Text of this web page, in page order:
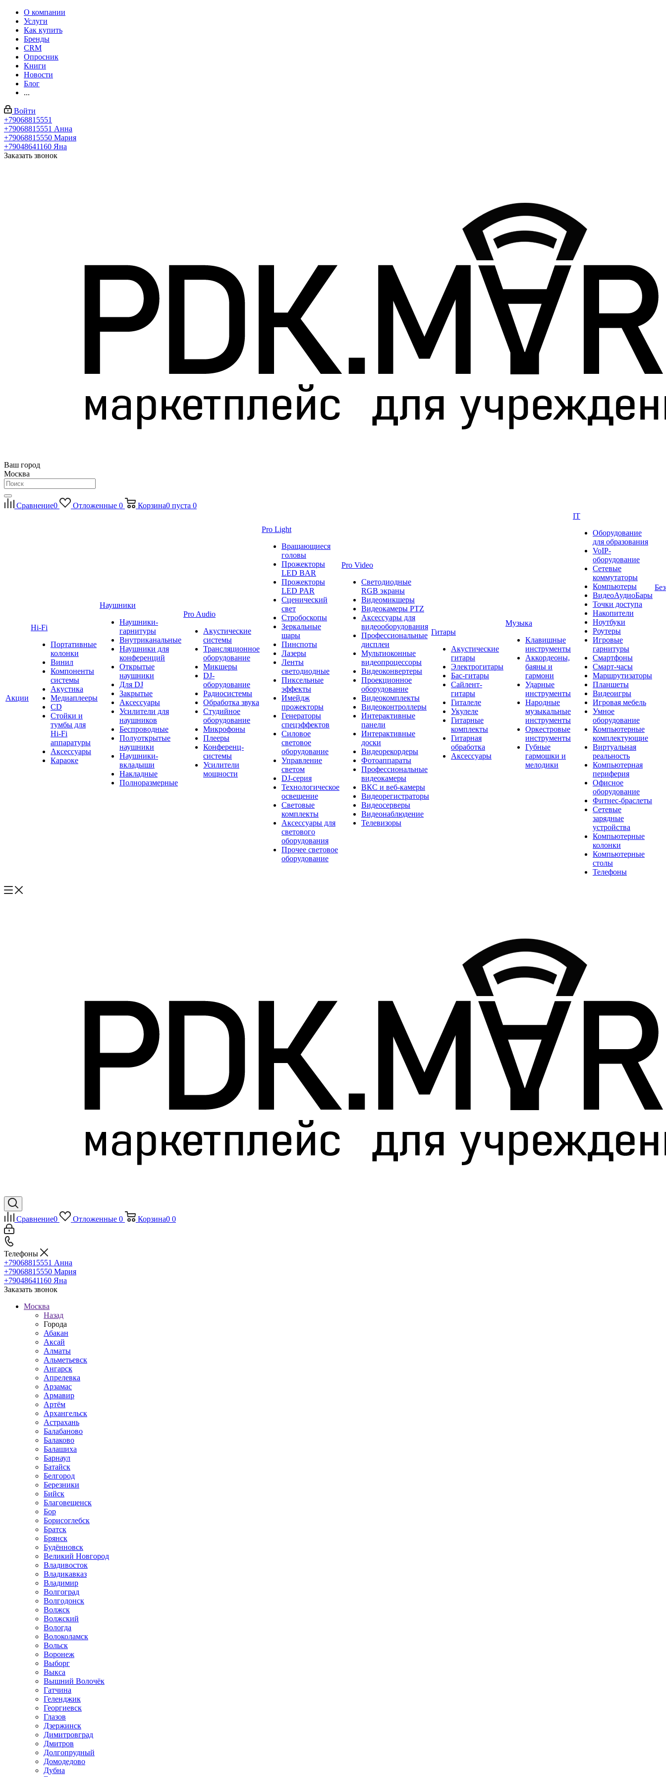
О компании
Услуги
Как купить
Бренды
CRM
Опросник
Книги
Новости
Блог
...
Войти
+79068815551
+79068815551 Анна
+79068815550 Мария
+79048641160 Яна
Заказать звонок
Ваш город
Москва
Сравнение0 Отложенные 0 Корзина0 пуста 0
Акции
Hi-Fi
Портативные
колонки
Винил
Компоненты
системы
Акустика
Медиаплееры
CD
Стойки и
тумбы для
Hi-Fi
аппаратуры
Аксессуары
Караоке
Наушники
Наушники-
гарнитуры
Внутриканальные
Наушники для
конференций
Открытые
наушники
Для DJ
Закрытые
Аксессуары
Усилители для
наушников
Беспроводные
Полуоткрытые
наушники
Наушники-
вкладыши
Накладные
Полноразмерные
Pro Audio
Акустические
системы
Трансляционное
оборудование
Микшеры
DJ-
оборудование
Радиосистемы
Обработка звука
Студийное
оборудование
Микрофоны
Плееры
Конференц-
системы
Усилители
мощности
Pro Light
Вращающиеся
головы
Прожекторы
LED BAR
Прожекторы
LED PAR
Сценический
свет
Стробоскопы
Зеркальные
шары
Пинспоты
Лазеры
Ленты
светодиодные
Пиксельные
эффекты
Имейдж
прожекторы
Генераторы
спецэффектов
Силовое
световое
оборудование
Управление
светом
DJ-серия
Технологическое
освещение
Световые
комплекты
Аксессуары для
светового
оборудования
Прочее световое
оборудование
Pro Video
Светодиодные
RGB экраны
Видеомикшеры
Видеокамеры PTZ
Аксессуары для
видеооборудования
Профессиональные
дисплеи
Мультиоконные
видеопроцессоры
Видеоконвертеры
Проекционное
оборудование
Видеокомплекты
Видеоконтроллеры
Интерактивные
панели
Интерактивные
доски
Видеорекордеры
Фотоаппараты
Профессиональные
видеокамеры
ВКС и веб-камеры
Видеорегистраторы
Видеосерверы
Видеонаблюдение
Телевизоры
Гитары
Акустические
гитары
Электрогитары
Бас-гитары
Сайлент-
гитары
Гиталеле
Укулеле
Гитарные
комплекты
Гитарная
обработка
Аксессуары
Музыка
Клавишные
инструменты
Аккордеоны,
баяны и
гармони
Ударные
инструменты
Народные
музыкальные
инструменты
Оркестровые
инструменты
Губные
гармошки и
мелодики
IT
Оборудование
для образования
VoIP-
оборудование
Сетевые
коммутаторы
Компьютеры
ВидеоАудиоБары
Точки доступа
Накопители
Ноутбуки
Роутеры
Игровые
гарнитуры
Смартфоны
Смарт-часы
Маршрутизаторы
Планшеты
Видеоигры
Игровая мебель
Умное
оборудование
Компьютерные
комплектующие
Виртуальная
реальность
Компьютерная
периферия
Офисное
оборудование
Фитнес-браслеты
Сетевые
зарядные
устройства
Компьютерные
колонки
Компьютерные
столы
Телефоны
Сравнение0 Отложенные 0 Корзина0 0
Телефоны
+79068815551 Анна
+79068815550 Мария
+79048641160 Яна
Заказать звонок
Москва
Назад
Города
Абакан
Аксай
Алматы
Альметьевск
Ангарск
Апрелевка
Арзамас
Армавир
Артём
Архангельск
Астрахань
Балабаново
Балаково
Балашиха
Барнаул
Батайск
Белгород
Березники
Бийск
Благовещенск
Бор
Борисоглебск
Братск
Брянск
Будённовск
Великий Новгород
Владивосток
Владикавказ
Владимир
Волгоград
Волгодонск
Волжск
Волжский
Вологда
Волоколамск
Вольск
Воронеж
Выборг
Выкса
Вышний Волочёк
Гатчина
Геленджик
Георгиевск
Глазов
Дзержинск
Димитровград
Дмитров
Долгопрудный
Домодедово
Дубна